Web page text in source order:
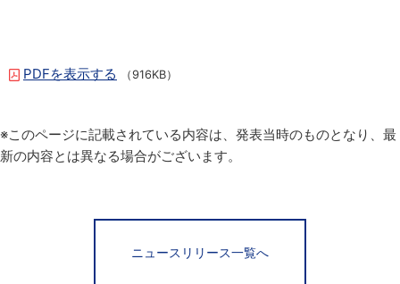
PDFを表示する （916KB）
※このページに記載されている内容は、発表当時のものとなり、最
新の内容とは異なる場合がございます。
ニュースリリース一覧へ